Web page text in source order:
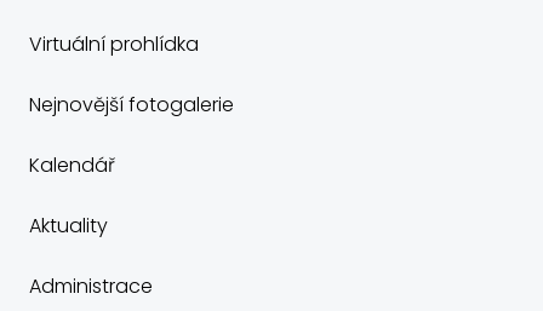
Virtuální prohlídka
Nejnovější fotogalerie
Kalendář
Aktuality
Administrace